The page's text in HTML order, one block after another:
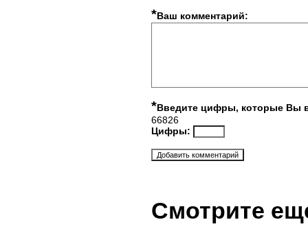
*Ваш комментарий:
*Введите цифры, которые Вы
66826
Цифры:
Смотрите